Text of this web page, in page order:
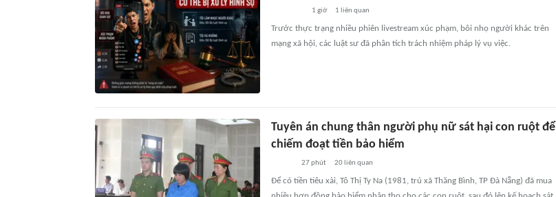
1 giờ 1 liên quan
Trước thực trạng nhiều phiên livestream xúc phạm, bôi nhọ người khác trên
mạng xã hội, các luật sư đã phân tích trách nhiệm pháp lý vụ việc.
Tuyên án chung thân người phụ nữ sát hại con ruột để
chiếm đoạt tiền bảo hiểm
27 phút 20 liên quan
Để có tiền tiêu xài, Tô Thị Ty Na (1981, trú xã Thăng Bình, TP Đà Nẵng) đã mua